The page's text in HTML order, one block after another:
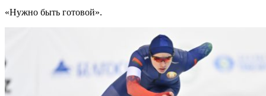
«Нужно быть готовой».